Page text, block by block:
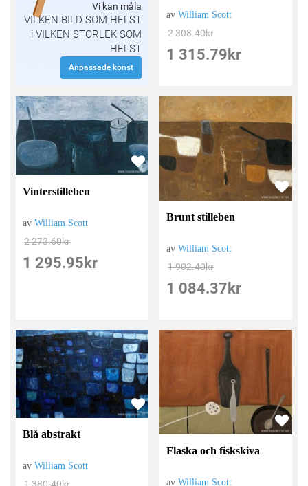
Vi kan måla
VILKEN BILD SOM HELST
i VILKEN STORLEK SOM
HELST
Anpassade konst
avWilliam Scott
2 308.40kr
1 315.79 kr
Vinterstilleben
avWilliam Scott
2 273.60kr
1 295.95 kr
Brunt stilleben
avWilliam Scott
1 902.40kr
1 084.37 kr
Blå abstrakt
avWilliam Scott
1 380.40kr
Flaska och fiskskiva
avWilliam Scott